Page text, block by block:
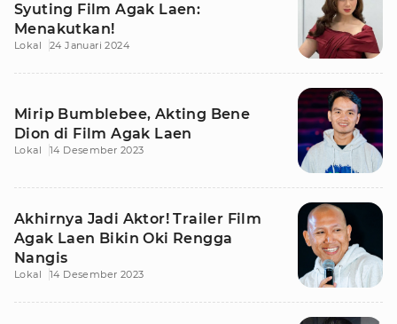
Syuting Film Agak Laen:
Menakutkan!
Lokal 24 Januari 2024
Mirip Bumblebee, Akting Bene
Dion di Film Agak Laen
Lokal 14 Desember 2023
Akhirnya Jadi Aktor! Trailer Film
Agak Laen Bikin Oki Rengga
Nangis
Lokal 14 Desember 2023